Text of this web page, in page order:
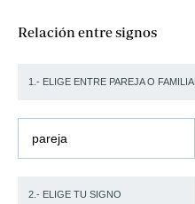
Relación entre signos
1.- ELIGE ENTRE PAREJA O
pareja
2.- ELIGE TU SIGNO